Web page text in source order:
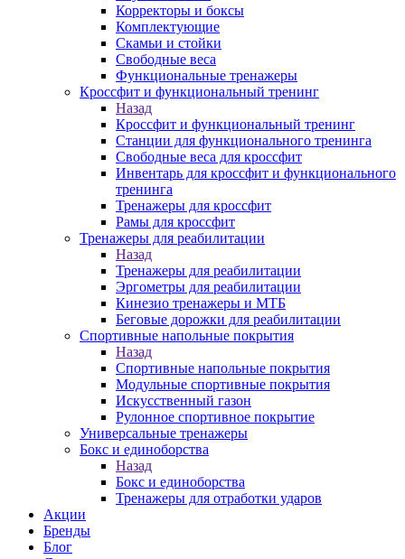
Корректоры и боксы
Комплектующие
Скамьи и стойки
Свободные веса
Функциональные тренажеры
Кроссфит и функциональный тренинг
Назад
Кроссфит и функциональный тренинг
Станции для функционального тренинга
Свободные веса для кроссфит
Инвентарь для кроссфит и функционального
тренинга
Тренажеры для кроссфит
Рамы для кроссфит
Тренажеры для реабилитации
Назад
Тренажеры для реабилитации
Эргометры для реабилитации
Кинезио тренажеры и МТБ
Беговые дорожки для реабилитации
Спортивные напольные покрытия
Назад
Спортивные напольные покрытия
Модульные спортивные покрытия
Искусственный газон
Рулонное спортивное покрытие
Универсальные тренажеры
Бокс и единоборства
Назад
Бокс и единоборства
Тренажеры для отработки ударов
Акции
Бренды
Блог